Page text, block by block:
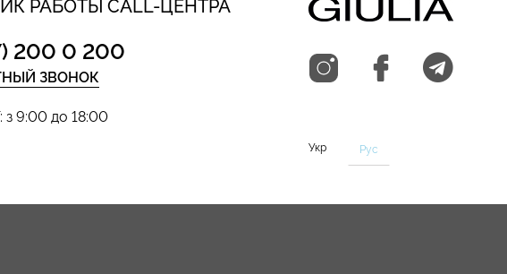
РАБОТЫ CALL-ЦЕНТРА
200 0 200
ЗВОНОК
9:00 до 18:00
Укр Рус